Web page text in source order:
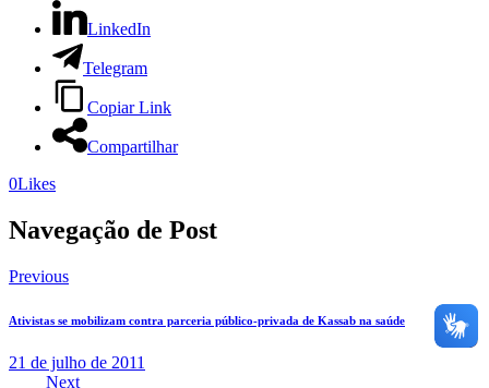
LinkedIn
Telegram
Copiar Link
Compartilhar
0Likes
Navegação de Post
Previous
Ativistas se mobilizam contra parceria público-privada de Kassab na saúde
21 de julho de 2011
Next